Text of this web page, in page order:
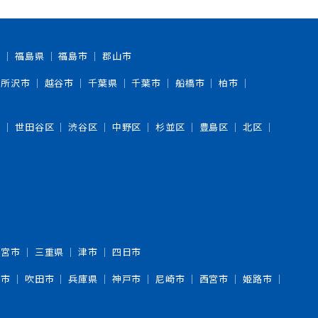
福島県 福島市
郡山市
所沢市
越谷市 千葉県 千葉市 船橋市 柏市
世田谷区 渋谷区 中野区 杉並区 豊島区 北区
市 三重県 津市
四日市
吹田市 兵庫県 神戸市 尼崎市 西宮市 姫路市